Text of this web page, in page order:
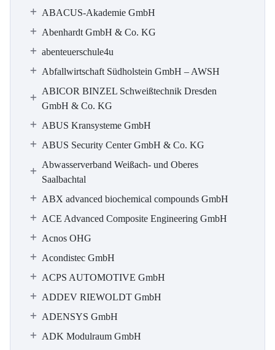
ABACUS-Akademie GmbH
Abenhardt GmbH & Co. KG
abenteuerschule4u
Abfallwirtschaft Südholstein GmbH – AWSH
ABICOR BINZEL Schweißtechnik Dresden
GmbH & Co. KG
ABUS Kransysteme GmbH
ABUS Security Center GmbH & Co. KG
Abwasserverband Weißach- und Oberes
Saalbachtal
ABX advanced biochemical compounds GmbH
ACE Advanced Composite Engineering GmbH
Acnos OHG
Acondistec GmbH
ACPS AUTOMOTIVE GmbH
ADDEV RIEWOLDT GmbH
ADENSYS GmbH
ADK Modulraum GmbH